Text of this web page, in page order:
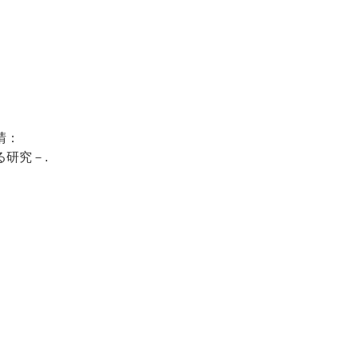
研究－.